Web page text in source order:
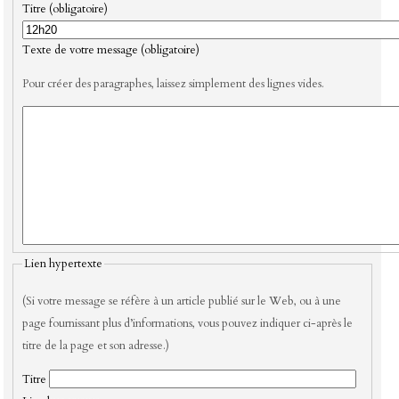
Titre (obligatoire)
Texte de votre message (obligatoire)
Pour créer des paragraphes, laissez simplement des lignes vides.
Lien hypertexte
(Si votre message se réfère à un article publié sur le Web, ou à une
page fournissant plus d’informations, vous pouvez indiquer ci-après le
titre de la page et son adresse.)
Titre